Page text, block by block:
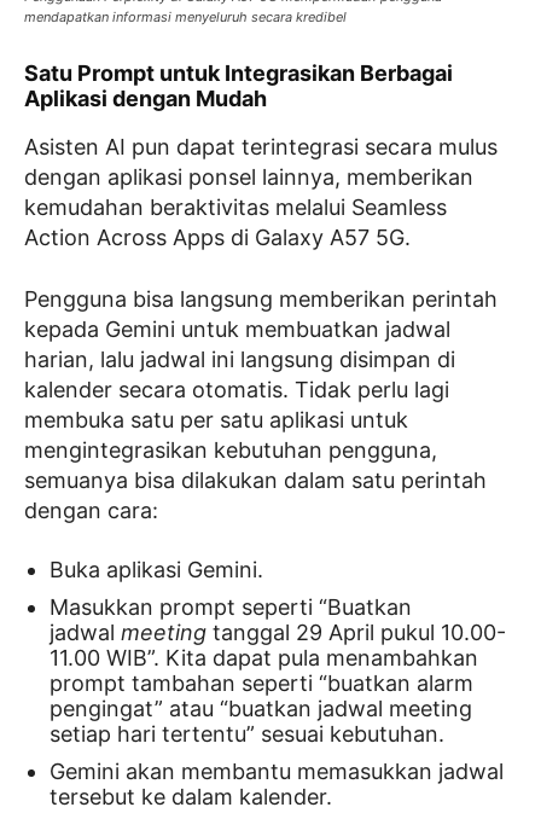
mendapatkan informasi menyeluruh secara kredibel
Satu Prompt untuk Integrasikan Berbagai
Aplikasi dengan Mudah
Asisten AI pun dapat terintegrasi secara mulus
dengan aplikasi ponsel lainnya, memberikan
kemudahan beraktivitas melalui Seamless
Action Across Apps di Galaxy A57 5G.
Pengguna bisa langsung memberikan perintah
kepada Gemini untuk membuatkan jadwal
harian, lalu jadwal ini langsung disimpan di
kalender secara otomatis. Tidak perlu lagi
membuka satu per satu aplikasi untuk
mengintegrasikan kebutuhan pengguna,
semuanya bisa dilakukan dalam satu perintah
dengan cara:
Buka aplikasi Gemini.
Masukkan prompt seperti “Buatkan
jadwal meeting tanggal 29 April pukul 10.00-
11.00 WIB”. Kita dapat pula menambahkan
prompt tambahan seperti “buatkan alarm
pengingat” atau “buatkan jadwal meeting
setiap hari tertentu” sesuai kebutuhan.
Gemini akan membantu memasukkan jadwal
tersebut ke dalam kalender.